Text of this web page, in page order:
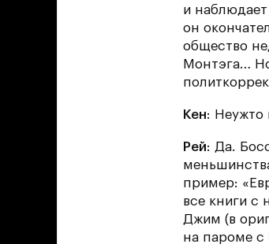
и
он
общество
Монтэга…
Кен: Неужто
Рей: Да.
пример:
все книги с
Джим (в
на пароме с